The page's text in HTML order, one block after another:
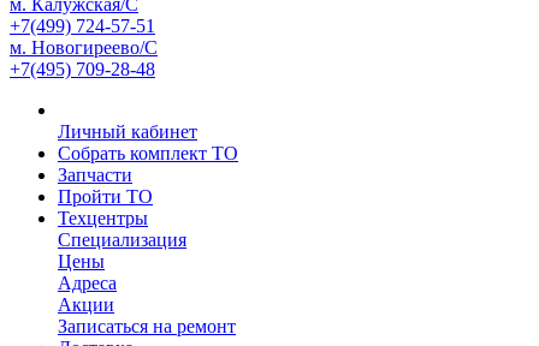
м. Калужская/С
+7(499) 724-57-51
м. Новогиреево/С
+7(495) 709-28-48
Личный кабинет
Собрать комплект ТО
Запчасти
Пройти ТО
Техцентры
Специализация
Цены
Адреса
Акции
Записаться на ремонт